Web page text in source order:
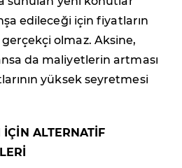
edileceği için fiyatların
olmaz. Aksine,
da maliyetlerin artması
yüksek seyretmesi
ALTERNATİF